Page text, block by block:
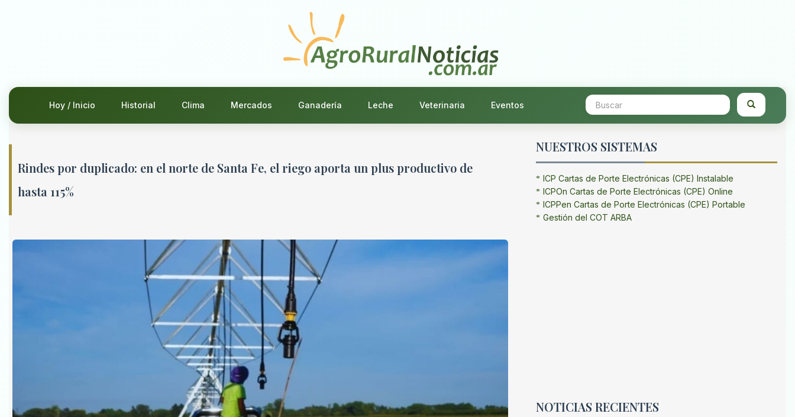
Hoy / Inicio Historial Clima Mercados Ganadería Leche Veterinaria Eventos
Rindes por duplicado: en el norte de Santa Fe, el riego aporta un plus productivo de
hasta 115%
NUESTROS SISTEMAS
ICP Cartas de Porte Electrónicas (CPE) Instalable
ICPOn Cartas de Porte Electrónicas (CPE) Online
ICPPen Cartas de Porte Electrónicas (CPE) Portable
Gestión del COT ARBA
NOTICIAS RECIENTES